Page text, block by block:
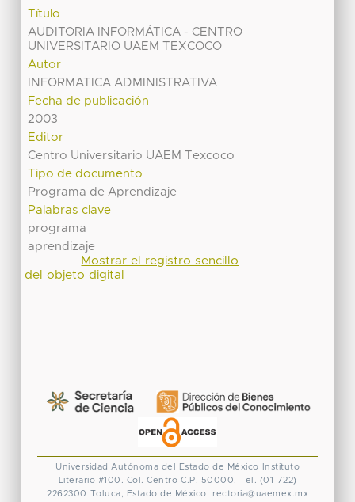
Título
AUDITORIA INFORMÁTICA - CENTRO
UNIVERSITARIO UAEM TEXCOCO
Autor
INFORMATICA ADMINISTRATIVA
Fecha de publicación
2003
Editor
Centro Universitario UAEM Texcoco
Tipo de documento
Programa de Aprendizaje
Palabras clave
programa
aprendizaje
Mostrar el registro sencillo
del objeto digital
Universidad Autónoma del Estado de México
Instituto
Literario #100. Col. Centro C.P. 50000. Tel. (01-722)
2262300 Toluca, Estado de México. rectoria@uaemex.mx